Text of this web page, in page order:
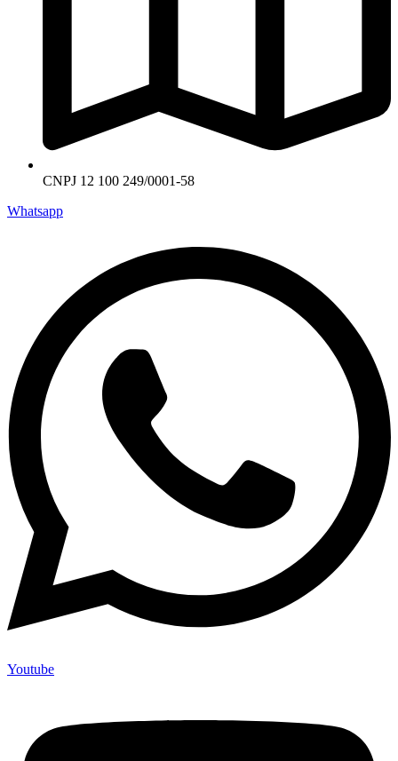
CNPJ 12 100 249/0001-58
Whatsapp
Youtube